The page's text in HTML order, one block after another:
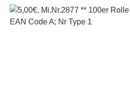
Bildergalerie überspringen